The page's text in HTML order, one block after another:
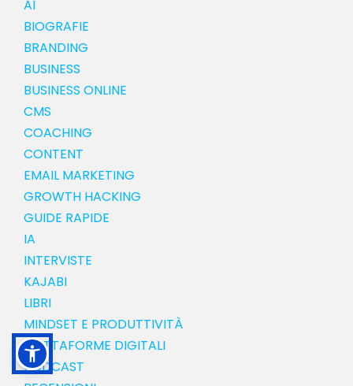
AI
BIOGRAFIE
BRANDING
BUSINESS
BUSINESS ONLINE
CMS
COACHING
CONTENT
EMAIL MARKETING
GROWTH HACKING
GUIDE RAPIDE
IA
INTERVISTE
KAJABI
LIBRI
MINDSET E PRODUTTIVITÀ
PIATTAFORME DIGITALI
PODCAST